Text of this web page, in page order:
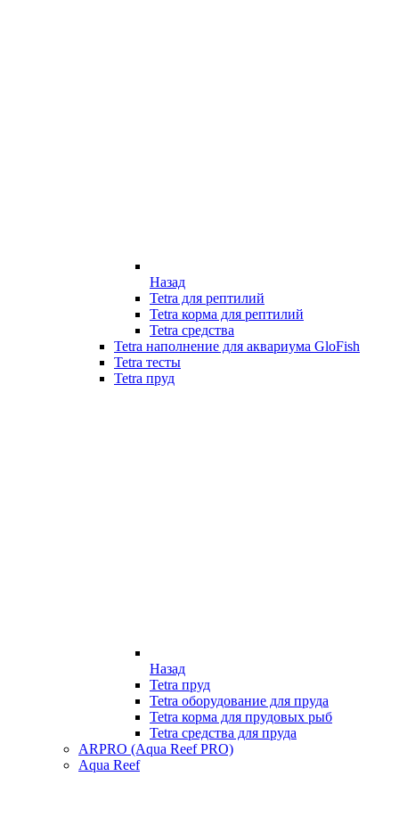
Назад
Tetra для рептилий
Tetra корма для рептилий
Tetra средства
Tetra наполнение для аквариума GloFish
Tetra тесты
Tetra пруд
Назад
Tetra пруд
Tetra оборудование для пруда
Tetra корма для прудовых рыб
Tetra средства для пруда
ARPRO (Aqua Reef PRO)
Aqua Reef